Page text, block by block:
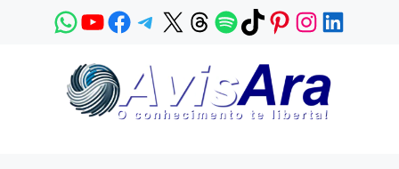
WhatsApp
YouTube
Facebook
Telegram
X Threads
Spotify
TikTok
Pinterest
Instagram